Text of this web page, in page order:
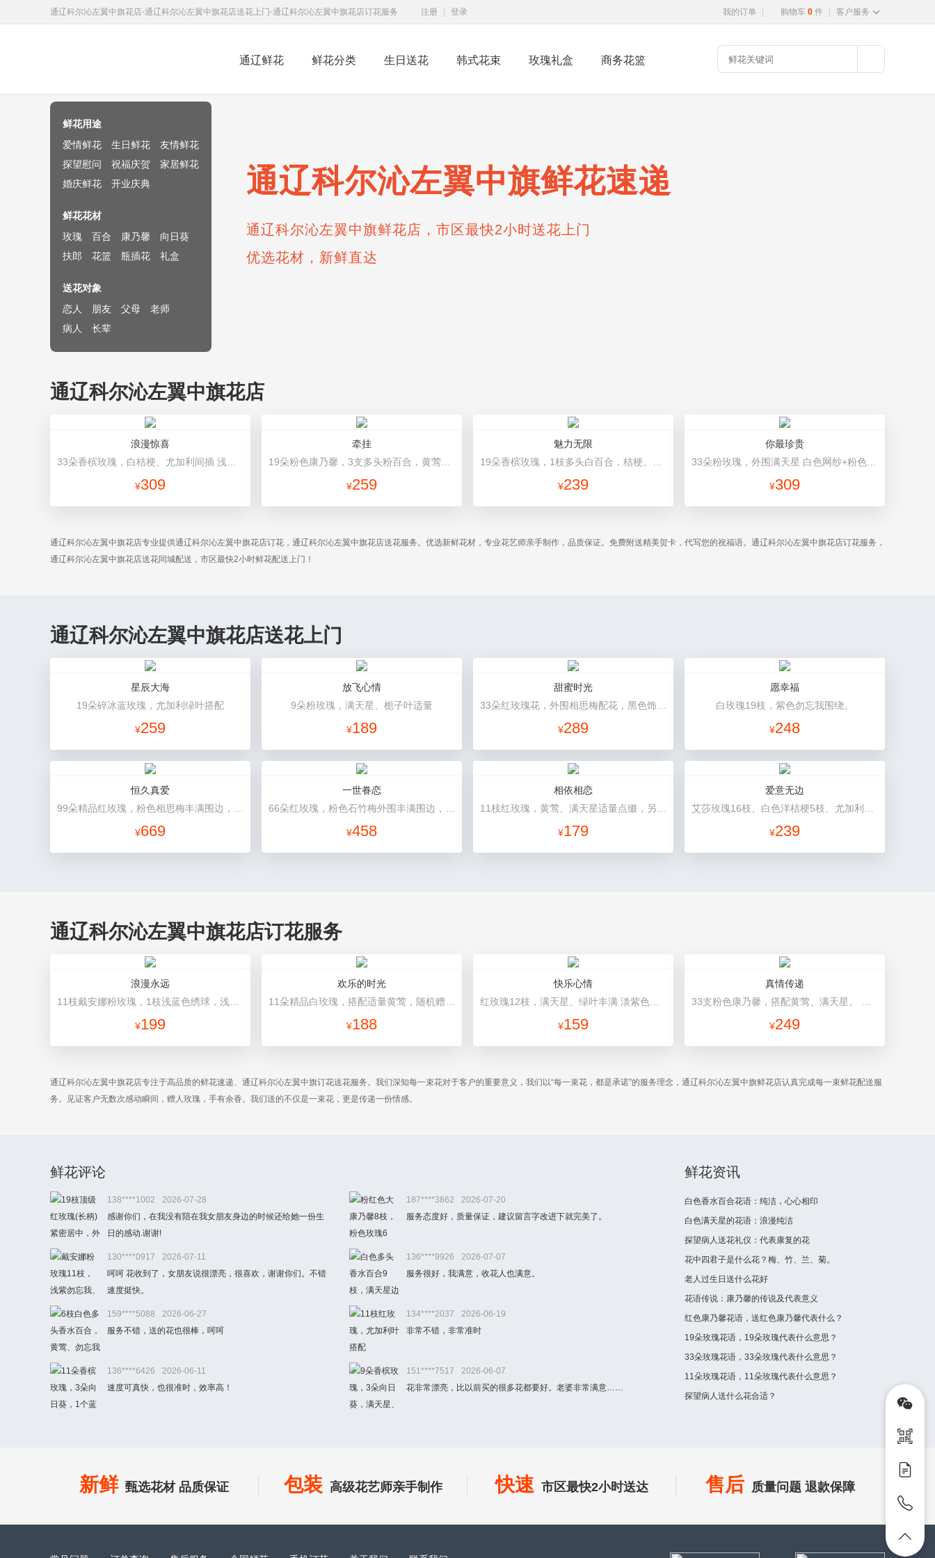
通辽科尔沁左翼中旗花店-通辽科尔沁左翼中旗花店送花上门-通辽科尔沁左翼中旗花店订花服务 注册 登录 我的订单 购物车 0 件 客户服务
通辽鲜花 鲜花分类 生日送花 韩式花束 玫瑰礼盒 商务花篮
通辽科尔沁左翼中旗鲜花速递
通辽科尔沁左翼中旗鲜花店，市区最快2小时送花上门
优选花材，新鲜直达
鲜花用途
爱情鲜花
生日鲜花
友情鲜花
探望慰问
祝福庆贺
家居鲜花
婚庆鲜花
开业庆典
鲜花花材
玫瑰
百合 康乃馨
向日葵
扶郎
花篮 瓶插花 礼盒
送花对象
恋人
朋友 父母
老师
病人
长辈
通辽科尔沁左翼中旗花店
浪漫惊喜
¥309
牵挂
¥259
魅力无限
¥239
你最珍贵
¥309
通辽科尔沁左翼中旗花店专业提供通辽科尔沁左翼中旗花店订花，通辽科尔沁左翼中旗花店送花服务。优选新鲜花材，专业花艺师亲手制作，品质保证。免费附送精美贺卡，代写您的祝福语。通辽科尔沁左翼中旗花店订花服务，
通辽科尔沁左翼中旗花店送花同城配送，市区最快2小时鲜花配送上门！
通辽科尔沁左翼中旗花店送花上门
星辰大海
19朵碎冰蓝玫瑰，尤加利绿叶搭配
¥259
放飞心情
9朵粉玫瑰，满天星、栀子叶适量
¥189
甜蜜时光
¥289
愿幸福
白玫瑰19枝，紫色勿忘我围绕。
¥248
恒久真爱
¥669
一世眷恋
¥458
相依相恋
¥179
爱意无边
¥239
通辽科尔沁左翼中旗花店订花服务
浪漫永远
¥199
欢乐的时光
¥188
快乐心情
¥159
真情传递
¥249
通辽科尔沁左翼中旗花店专注于高品质的鲜花速递、通辽科尔沁左翼中旗订花送花服务。我们深知每一束花对于客户的重要意义，我们以“每一束花，都是承诺”的服务理念，通辽科尔沁左翼中旗鲜花店认真完成每一束鲜花配送服
务。见证客户无数次感动瞬间，赠人玫瑰，手有余香。我们送的不仅是一束花，更是传递一份情感。
鲜花评论
138****1002
2026-07-28
感谢你们，在我没有陪在我女朋友身边的时候还给她一份生
日的感动.谢谢!
187****3862
2026-07-20
服务态度好，质量保证，建议留言字改进下就完美了。
130****0917
2026-07-11
呵呵 花收到了，女朋友说很漂亮，很喜欢，谢谢你们。不错
速度挺快。
136****9926
2026-07-07
服务很好，我满意，收花人也满意。
159****5088
2026-06-27
服务不错，送的花也很棒，呵呵
134****2037
2026-06-19
非常不错，非常准时
136****6426
2026-06-11
速度可真快，也很准时，效率高！
151****7517
2026-06-07
花非常漂亮，比以前买的很多花都要好。老婆非常满意……
鲜花资讯
白色香水百合花语：纯洁，心心相印
白色满天星的花语：浪漫纯洁
探望病人送花礼仪：代表康复的花
花中四君子是什么花？梅、竹、兰、菊。
老人过生日送什么花好
花语传说：康乃馨的传说及代表意义
红色康乃馨花语，送红色康乃馨代表什么？
19朵玫瑰花语，19朵玫瑰代表什么意思？
33朵玫瑰花语，33朵玫瑰代表什么意思？
11朵玫瑰花语，11朵玫瑰代表什么意思？
探望病人送什么花合适？
新鲜 甄选花材 品质保证 包装 高级花艺师亲手制作 快速 市区最快2小时送达 售后 质量问题 退款保障